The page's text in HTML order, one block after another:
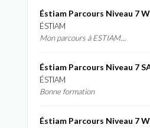
ÉSTIAM
Mon parcours à ESTIAM...
ÉSTIAM
Bonne formation